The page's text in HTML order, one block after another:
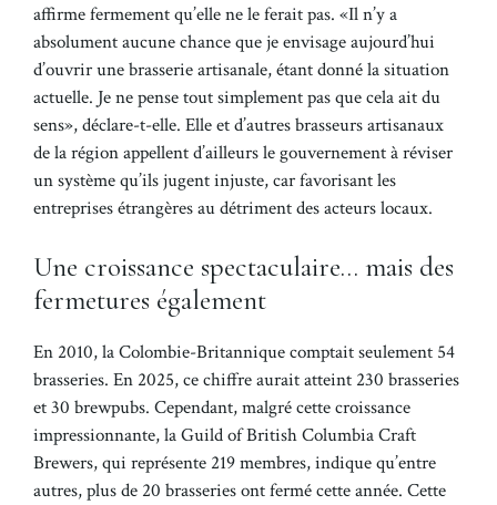
affirme fermement qu’elle ne le ferait pas. Il n’y a
absolument aucune chance que je envisage aujourd’hui
d’ouvrir une brasserie artisanale, étant donné la situation
actuelle. Je ne pense tout simplement pas que cela ait du
sens , déclare-t-elle. Elle et d’autres brasseurs artisanaux
de la région appellent d’ailleurs le gouvernement à réviser
un système qu’ils jugent injuste, car favorisant les
entreprises étrangères au détriment des acteurs locaux.
Une croissance spectaculaire… mais des
fermetures également
En 2010, la Colombie-Britannique comptait seulement 54
brasseries. En 2025, ce chiffre aurait atteint 230 brasseries
et 30 brewpubs. Cependant, malgré cette croissance
impressionnante, la Guild of British Columbia Craft
Brewers, qui représente 219 membres, indique qu’entre
autres, plus de 20 brasseries ont fermé cette année. Cette